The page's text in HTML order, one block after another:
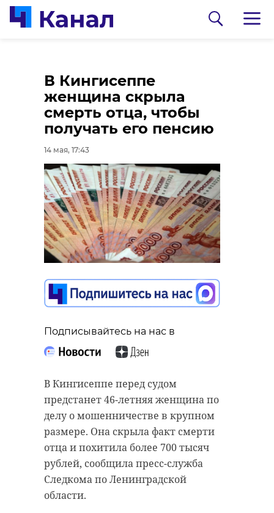
В Кингисеппе
женщина скрыла
смерть отца, чтобы
получать его пенсию
14 мая, 17:43
Подписывайтесь на нас в
В Кингисеппе перед судом
предстанет 46-летняя женщина по
делу о мошенничестве в крупном
размере. Она скрыла факт смерти
отца и похитила более 700 тысяч
рублей, сообщила пресс-служба
Следкома по Ленинградской
области.
В Ленобласти
пройдут турниры по
фигурному катанию
и пляжному
волейболу на
выходных
14 мая, 17:41
Подписывайтесь на нас в
В Ленинградской области
предстоящие выходные пройдут
под знаком спорта. В районах
региона запланированы
соревнования по фигурному
катанию, стрельбе, пляжному
Патриотическая
акция «Эстафета
Победы» прошла в
Ломоносовском
районе
14 мая, 17:06
Подписывайтесь на нас в
В Лебяженском городском
поселении прошла районная
молодежная спортивно-
патриотическая акция «Эстафета
Победы». Мероприятие состоялось
в четверг, 7 мая, в честь 81-й
годовщины Победы в Великой